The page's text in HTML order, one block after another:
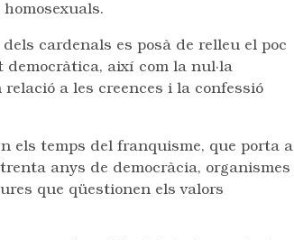
cardenals es posà de relleu el poc
així com la nul·la
a les creences i la confessió
els temps del franquisme, que porta a
anys de democràcia, organismes
que qüestionen els valors